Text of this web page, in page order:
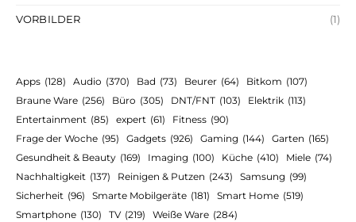
VORBILDER (1)
Apps (128) Audio (370) Bad (73) Beurer (64) Bitkom (107)
Braune Ware (256) Büro (305) DNT/FNT (103) Elektrik (113)
Entertainment (85) expert (61) Fitness (90)
Frage der Woche (95) Gadgets (926) Gaming (144) Garten (165)
Gesundheit & Beauty (169) Imaging (100) Küche (410) Miele (74)
Nachhaltigkeit (137) Reinigen & Putzen (243) Samsung (99)
Sicherheit (96) Smarte Mobilgeräte (181) Smart Home (519)
Smartphone (130) TV (219) Weiße Ware (284)